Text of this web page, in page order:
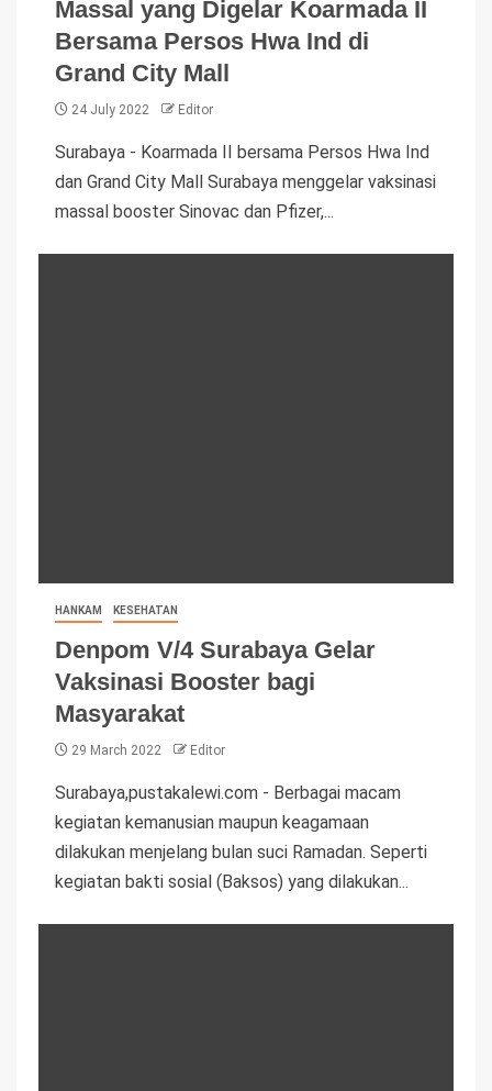
Massal yang Digelar Koarmada II
Bersama Persos Hwa Ind di
Grand City Mall
24 July 2022 Editor
Surabaya - Koarmada II bersama Persos Hwa Ind
dan Grand City Mall Surabaya menggelar vaksinasi
massal booster Sinovac dan Pfizer,...
HANKAM KESEHATAN
Denpom V/4 Surabaya Gelar
Vaksinasi Booster bagi
Masyarakat
29 March 2022 Editor
Surabaya,pustakalewi.com - Berbagai macam
kegiatan kemanusian maupun keagamaan
dilakukan menjelang bulan suci Ramadan. Seperti
kegiatan bakti sosial (Baksos) yang dilakukan...